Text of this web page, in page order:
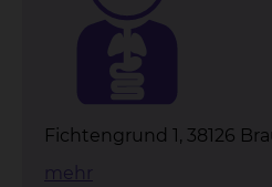
Fichtengrund 1, 38126
mehr